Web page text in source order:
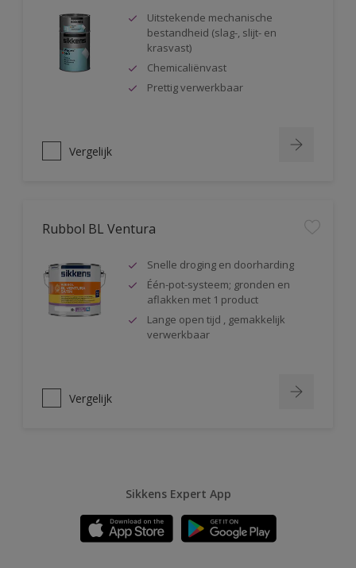
Uitstekende mechanische
bestandheid (slag-, slijt- en
krasvast)
Chemicaliënvast
Prettig verwerkbaar
Vergelijk
Rubbol BL Ventura
Snelle droging en doorharding
Één-pot-systeem; gronden en
aflakken met 1 product
Lange open tijd , gemakkelijk
verwerkbaar
Vergelijk
Sikkens Expert App